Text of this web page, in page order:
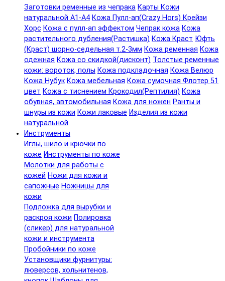
Заготовки ременные из чепрака Карты Кожи
натуральной А1-А4 Кожа Пулл-ап(Crazy Hors) Крейзи
Хорс Кожа с пулл-ап эффектом Чепрак кожа Кожа
растительного дубления(Растишка) Кожа Краст Юфть
(Краст) шорно-седельная т.2-3мм Кожа ременная Кожа
одежная Кожа со скидкой(дисконт) Толстые ременные
кожи: вороток, полы Кожа подкладочная Кожа Велюр
Кожа Нубук Кожа мебельная Кожа сумочная Флотер 51
цвет Кожа с тиснением Крокодил(Рептилия) Кожа
обувная, автомобильная Кожа для ножен Ранты и
шнуры из кожи Кожи лаковые Изделия из кожи
натуральной
Инструменты
Иглы, шило и крючки по
коже Инструменты по коже
Молотки для работы с
кожей Ножи для кожи и
сапожные Ножницы для
кожи
Подложка для вырубки и
раскроя кожи Полировка
(сликер) для натуральной
кожи и инструмента
Пробойники по коже
Установщики фурнитуры:
люверсов, хольнитенов,